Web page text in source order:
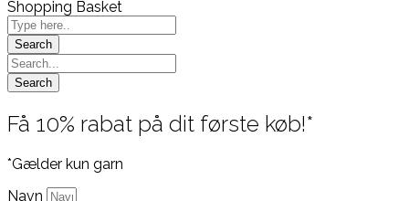
Shopping Basket
Få 10% rabat på dit første køb!*
*Gælder kun garn
Navn